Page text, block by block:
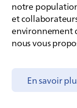
notre
et
environnement
nous vous
En savoir